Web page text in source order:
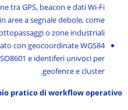
tra GPS, beacon e dati Wi-Fi
aree a segnale debole, come
o zone industriali.
con geocoordinate WGS84
e identiferi univoci per
geofence e cluster.
pratico di workflow operativo: